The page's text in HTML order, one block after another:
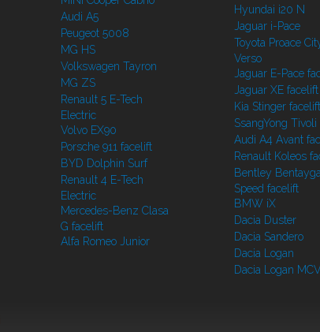
Audi A5
Peugeot 5008
MG HS
Volkswagen Tayron
MG ZS
Renault 5 E-Tech
Electric
Volvo EX90
Porsche 911 facelift
BYD Dolphin Surf
Renault 4 E-Tech
Electric
Mercedes-Benz Clasa
G facelift
Alfa Romeo Junior
Hyundai i20 N
Jaguar i-Pace
Toyota Proace
Verso
Jaguar E-Pace
Jaguar XE facelift
Kia Stinger facelift
SsangYong
Audi A4 Avant
Renault Koleos
Bentley Bentayga
Speed facelift
BMW iX
Dacia Duster
Dacia Sandero
Dacia Logan
Dacia Logan MCV